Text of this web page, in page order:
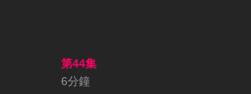
第44集
6分鐘